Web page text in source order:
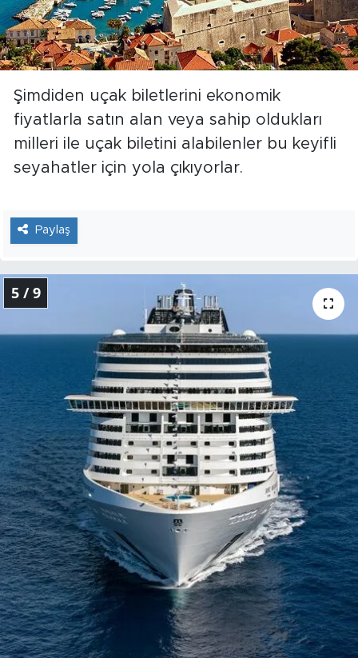
Şimdiden uçak biletlerini ekonomik
fiyatlarla satın alan veya sahip oldukları
milleri ile uçak biletini alabilenler bu keyifli
seyahatler için yola çıkıyorlar.
Paylaş
5 / 9